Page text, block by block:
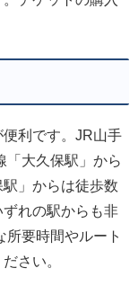
利です。JR山手
「大久保駅」から
」からは徒歩数
れの駅からも非
要時間やルート
さい。